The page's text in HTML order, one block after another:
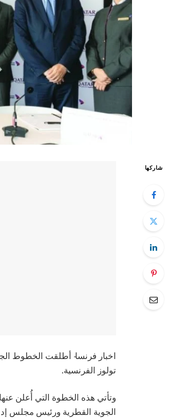
شاركها
اخبار فرنسا- أطلقت الخطوط
تولوز الفرنسية.
وتأتي هذه الخطوة التي أُعلن
الجوية القطرية ورئيس مجلس